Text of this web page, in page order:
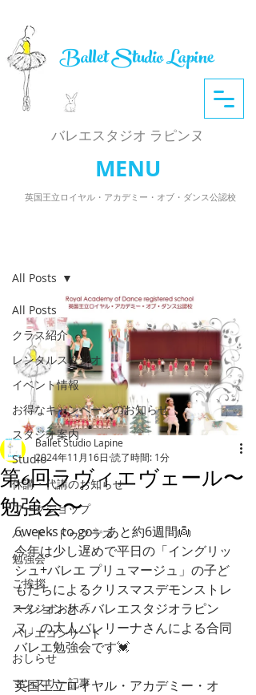
英国王立ロイヤル・アカデミー・オブ・ダンス公認校
​バレエスタジオ ラピンヌ
Ballet Studio Lapine
MENU
All Posts
クラス紹介
レンタルスタジオ
イベント情報
お得なキャンペーンのお知らせ
スタジオ案内
Studio
休講・代講のお知らせ
ワークショップ
パ・ド・ドゥクラス
勉強会
ご挨拶
スタジオお休み
バレエコンサート
おしらせ
マンスリー記事
All Posts
第6回ラヴィエヴェール〜
勉強会〜
Ballet Studio Lapine
2024年11月16日 読了時間: 1分
6weeks to go✨ あと約6週間👼
今年は少し遅めで平日の「イングリッ
シュ+バレエ プリュマージュ」の子ど
もたちによるクリスマスデモンストレ
ーションと「バレエスタジオラピン
ヌ」の大人バレリーナさんによる合同
バレエ勉強会です💓
英国王立ロイヤル・アカデミー・オ